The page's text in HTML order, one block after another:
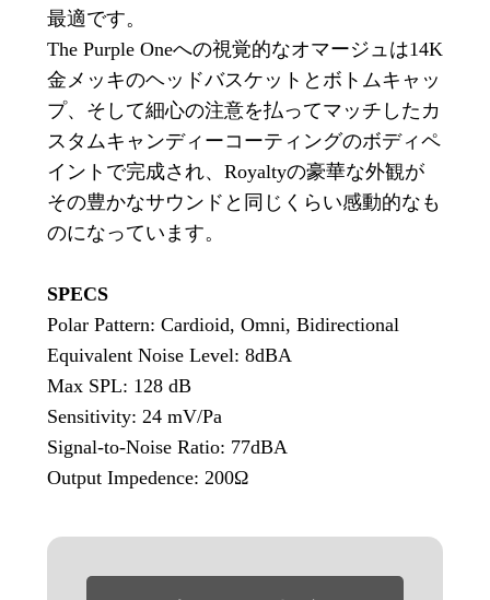
最適です。
The Purple Oneへの視覚的なオマージュは14K
金メッキのヘッドバスケットとボトムキャッ
プ、そして細心の注意を払ってマッチしたカ
スタムキャンディーコーティングのボディペ
イントで完成され、Royaltyの豪華な外観が
その豊かなサウンドと同じくらい感動的なも
のになっています。
SPECS
Polar Pattern: Cardioid, Omni, Bidirectional
Equivalent Noise Level: 8dBA
Max SPL: 128 dB
Sensitivity: 24 mV/Pa
Signal-to-Noise Ratio: 77dBA
Output Impedence: 200Ω